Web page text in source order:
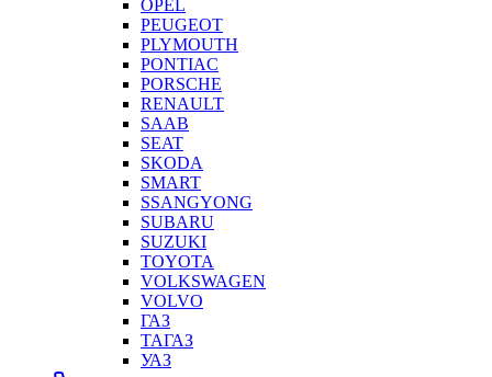
OPEL
PEUGEOT
PLYMOUTH
PONTIAC
PORSCHE
RENAULT
SAAB
SEAT
SKODA
SMART
SSANGYONG
SUBARU
SUZUKI
TOYOTA
VOLKSWAGEN
VOLVO
ГАЗ
ТАГАЗ
УАЗ